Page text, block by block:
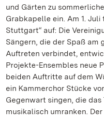
und Gärten zu
Grabkapelle ein. Am 1.
Stuttgart“ auf: Die
Sängern, die der Spaß am
Auftreten verbindet,
Projekte-Ensembles neue
beiden Auftritte auf dem
ein Kammerchor Stücke
Gegenwart singen, die das
musikalisch umranken.